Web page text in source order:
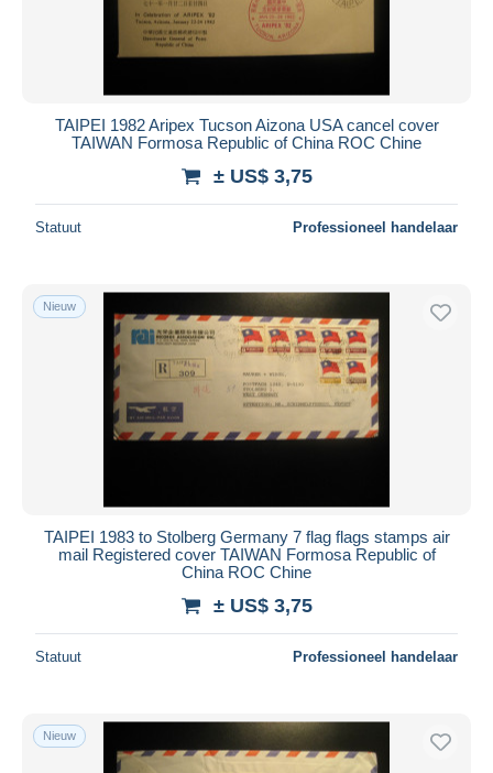
TAIPEI 1982 Aripex Tucson Aizona USA cancel cover
TAIWAN Formosa Republic of China ROC Chine
± US$ 3,75
Statuut Professioneel handelaar
Nieuw
TAIPEI 1983 to Stolberg Germany 7 flag flags stamps air
mail Registered cover TAIWAN Formosa Republic of
China ROC Chine
± US$ 3,75
Statuut Professioneel handelaar
Nieuw